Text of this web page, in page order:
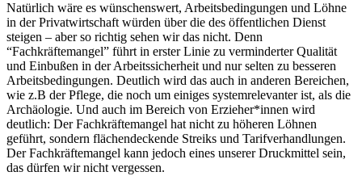
Natürlich wäre es wünschenswert, Arbeitsbedingungen und Löhne
in der Privatwirtschaft würden über die des öffentlichen Dienst
steigen – aber so richtig sehen wir das nicht. Denn
“Fachkräftemangel” führt in erster Linie zu verminderter Qualität
und Einbußen in der Arbeitssicherheit und nur selten zu besseren
Arbeitsbedingungen. Deutlich wird das auch in anderen Bereichen,
wie z.B der Pflege, die noch um einiges systemrelevanter ist, als die
Archäologie. Und auch im Bereich von Erzieher*innen wird
deutlich: Der Fachkräftemangel hat nicht zu höheren Löhnen
geführt, sondern flächendeckende Streiks und Tarifverhandlungen.
Der Fachkräftemangel kann jedoch eines unserer Druckmittel sein,
das dürfen wir nicht vergessen.